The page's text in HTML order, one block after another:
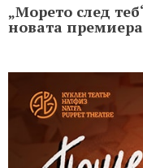
„Морето след
новата